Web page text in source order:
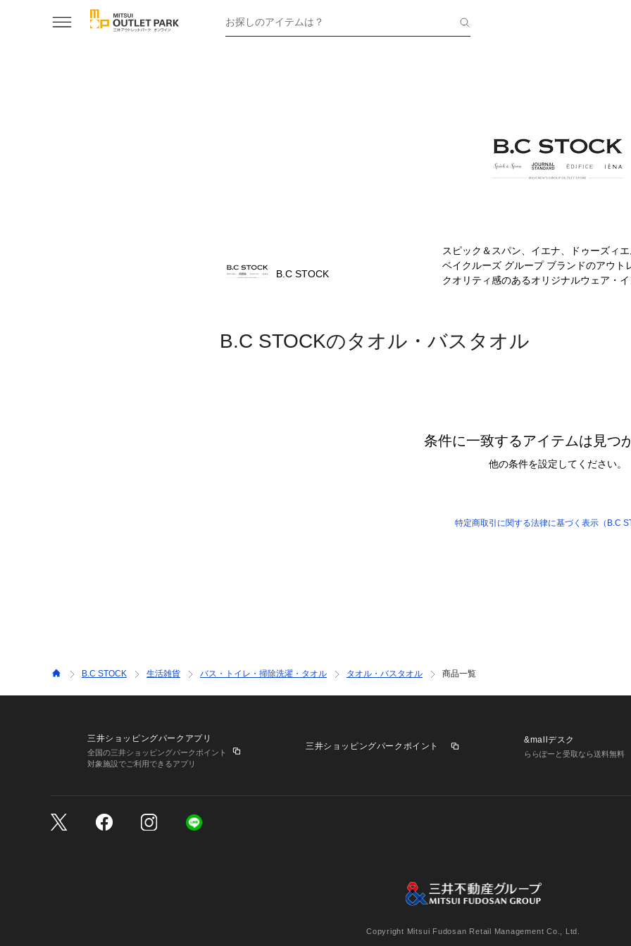
お探しのアイテムは？
B.C STOCK
スピック＆スパン、イエナ、ドゥーズィ
ベイクルーズ グループ ブランドのアウト
クオリティ感のあるオリジナルウェア・
B.C STOCKのタオル・バスタオル
条件に一致するアイテムは見つ
他の条件を設定してください。
特定商取引に関する法律に基づく表示（B.C
B.C STOCK 生活雑貨 バス・トイレ・掃除洗濯・タオル タオル・バスタオル 商品一覧
三井ショッピングパークアプリ
全国の三井ショッピングパークポイント
対象施設でご利用できるアプリ
三井ショッピングパークポイント
&mallデスク
ららぽーと受取なら送料無料
個人情報保護方針 個人情報の取り扱いについて
Copyright Mitsui Fudosan Retail Management Co., Ltd.